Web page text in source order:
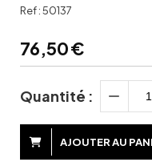
Ref :50137
76,50€
Quantité :
AJOUTER AU